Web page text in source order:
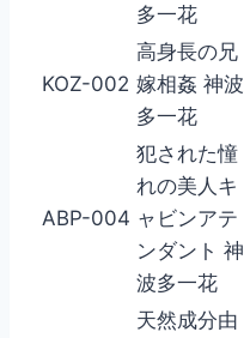
多一花
KOZ-002
高身長の兄
嫁相姦 神波
多一花
ABP-004
犯された憧
れの美人キ
ャビンアテ
ンダント 神
波多一花
天然成分由